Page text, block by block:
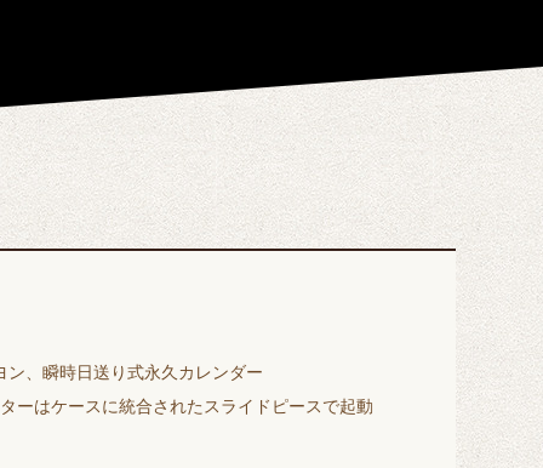
、瞬時日送り式永久カレンダー
ーはケースに統合されたスライドピースで起動